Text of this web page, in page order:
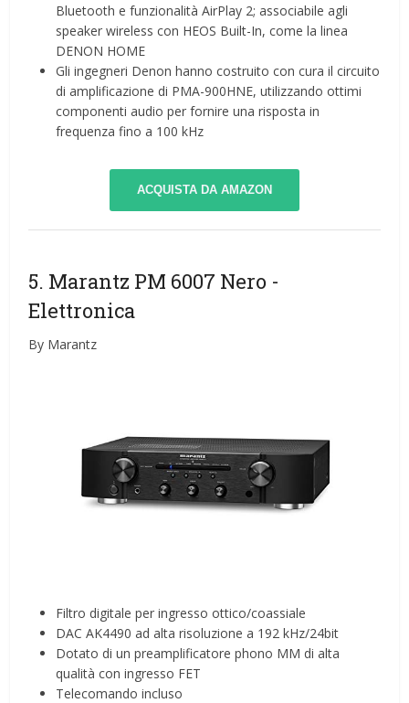
Bluetooth e funzionalità AirPlay 2; associabile agli
speaker wireless con HEOS Built-In, come la linea
DENON HOME
Gli ingegneri Denon hanno costruito con cura il circuito
di amplificazione di PMA-900HNE, utilizzando ottimi
componenti audio per fornire una risposta in
frequenza fino a 100 kHz
ACQUISTA DA AMAZON
5. Marantz PM 6007 Nero -
Elettronica
By Marantz
Filtro digitale per ingresso ottico/coassiale
DAC AK4490 ad alta risoluzione a 192 kHz/24bit
Dotato di un preamplificatore phono MM di alta
qualità con ingresso FET
Telecomando incluso